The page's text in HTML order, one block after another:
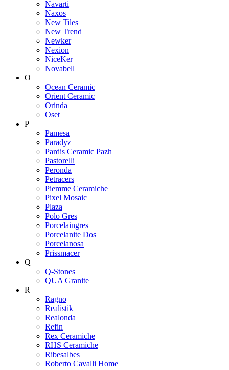
Navarti
Naxos
New Tiles
New Trend
Newker
Nexion
NiceKer
Novabell
O
Ocean Ceramic
Orient Ceramic
Orinda
Oset
P
Pamesa
Paradyz
Pardis Ceramic Pazh
Pastorelli
Peronda
Petracers
Piemme Ceramiche
Pixel Mosaic
Plaza
Polo Gres
Porcelaingres
Porcelanite Dos
Porcelanosa
Prissmacer
Q
Q-Stones
QUA Granite
R
Ragno
Realistik
Realonda
Refin
Rex Ceramiche
RHS Ceramiche
Ribesalbes
Roberto Cavalli Home